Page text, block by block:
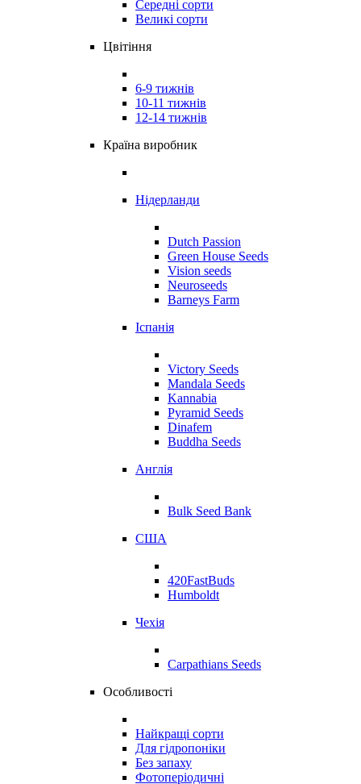
Середні сорти
Великі сорти
Цвітіння
6-9 тижнів
10-11 тижнів
12-14 тижнів
Країна виробник
Нідерланди
Dutch Passion
Green House Seeds
Vision seeds
Neuroseeds
Barneys Farm
Іспанія
Victory Seeds
Mandala Seeds
Kannabia
Pyramid Seeds
Dinafem
Buddha Seeds
Англія
Bulk Seed Bank
США
420FastBuds
Humboldt
Чехія
Carpathians Seeds
Особливості
Найкращі сорти
Для гідропоніки
Без запаху
Фотоперіодичні